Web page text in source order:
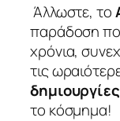
Άλλωστε, το
παράδοση
χρόνια,
τις
δημιουργίες
το κόσμημα!